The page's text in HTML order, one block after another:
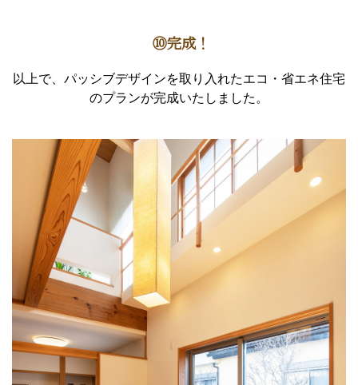
⑩完成！
以上で、パッシブデザインを取り入れたエコ・省エネ住宅
のプランが完成いたしました。